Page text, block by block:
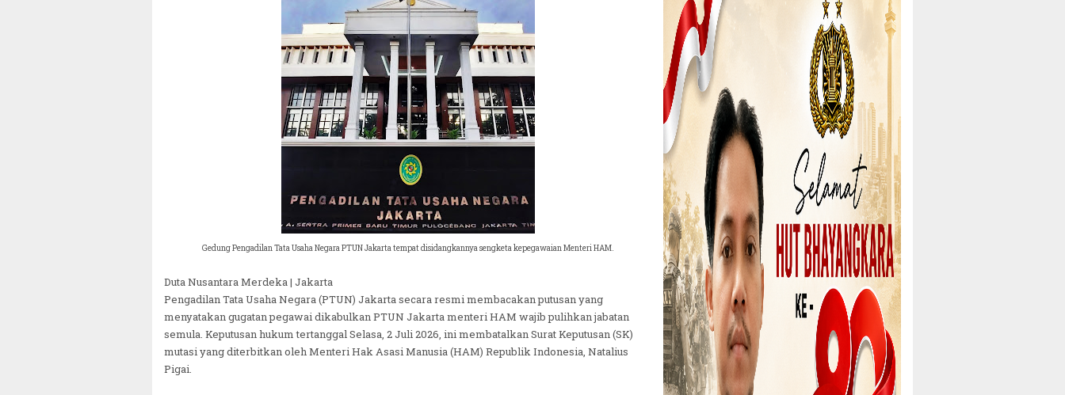
Gedung Pengadilan Tata Usaha Negara PTUN Jakarta tempat disidangkannya sengketa kepegawaian Menteri HAM.
Duta Nusantara Merdeka | Jakarta
Pengadilan Tata Usaha Negara (PTUN) Jakarta secara resmi membacakan putusan yang
menyatakan gugatan pegawai dikabulkan PTUN Jakarta menteri HAM wajib pulihkan jabatan
semula. Keputusan hukum tertanggal Selasa, 2 Juli 2026, ini membatalkan Surat Keputusan (SK)
mutasi yang diterbitkan oleh Menteri Hak Asasi Manusia (HAM) Republik Indonesia, Natalius
Pigai.